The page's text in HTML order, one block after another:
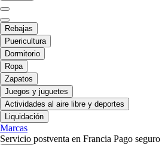
Rebajas
Puericultura
Dormitorio
Ropa
Zapatos
Juegos y juguetes
Actividades al aire libre y deportes
Liquidación
Marcas
Servicio postventa en Francia Pago seguro